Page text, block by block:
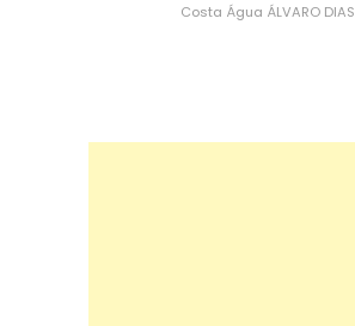
Costa Água ÁLVARO DIAS